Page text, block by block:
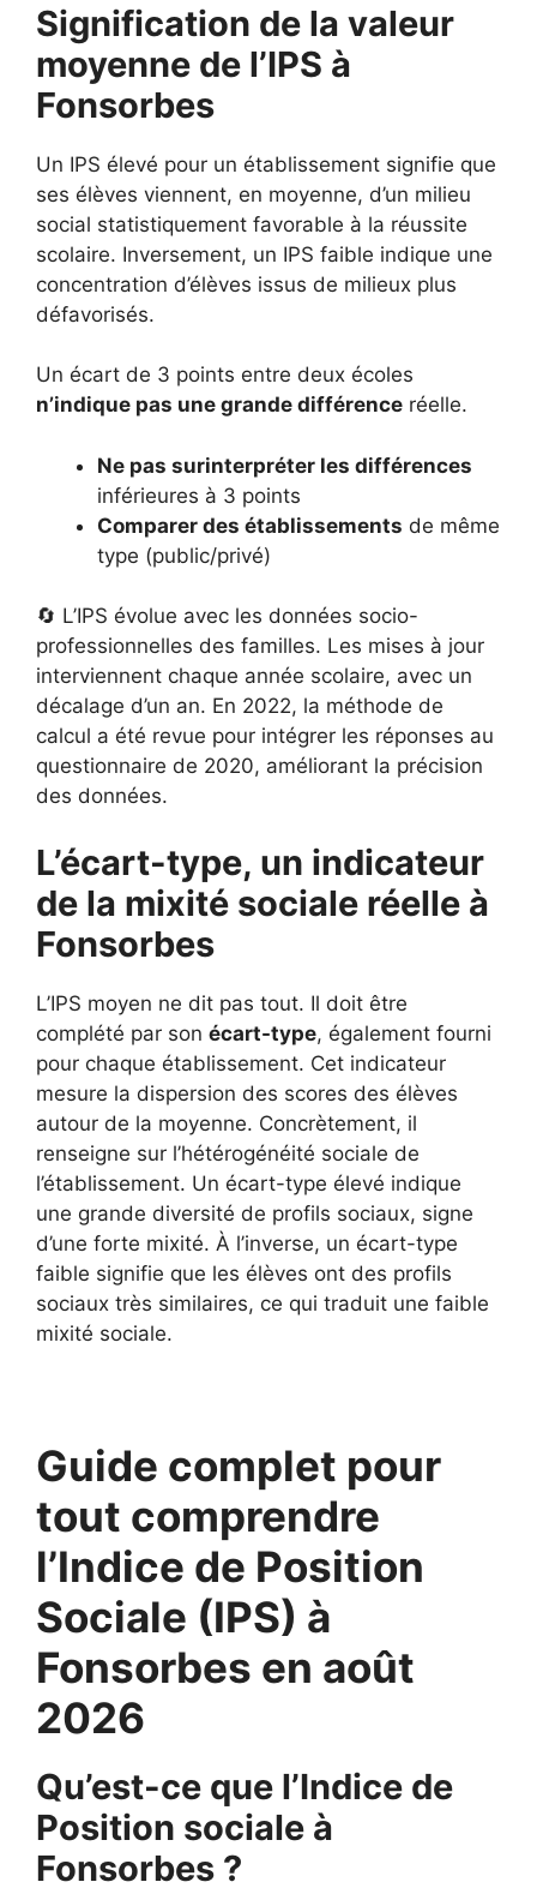
Signification de la valeur
moyenne de l’IPS à
Fonsorbes
Un IPS élevé pour un établissement signifie que
ses élèves viennent, en moyenne, d’un milieu
social statistiquement favorable à la réussite
scolaire. Inversement, un IPS faible indique une
concentration d’élèves issus de milieux plus
défavorisés.
Un écart de 3 points entre deux écoles
n’indique pas une grande différence réelle.
Ne pas surinterpréter les différences
inférieures à 3 points
Comparer des établissements de même
type (public/privé)
🔄 L’IPS évolue avec les données socio-
professionnelles des familles. Les mises à jour
interviennent chaque année scolaire, avec un
décalage d’un an. En 2022, la méthode de
calcul a été revue pour intégrer les réponses au
questionnaire de 2020, améliorant la précision
des données.
L’écart-type, un indicateur
de la mixité sociale réelle à
Fonsorbes
L’IPS moyen ne dit pas tout. Il doit être
complété par son écart-type, également fourni
pour chaque établissement. Cet indicateur
mesure la dispersion des scores des élèves
autour de la moyenne. Concrètement, il
renseigne sur l’hétérogénéité sociale de
l’établissement. Un écart-type élevé indique
une grande diversité de profils sociaux, signe
d’une forte mixité. À l’inverse, un écart-type
faible signifie que les élèves ont des profils
sociaux très similaires, ce qui traduit une faible
mixité sociale.
Guide complet pour
tout comprendre
l’Indice de Position
Sociale (IPS) à
Fonsorbes en août
2026
Qu’est-ce que l’Indice de
Position sociale à
Fonsorbes ?